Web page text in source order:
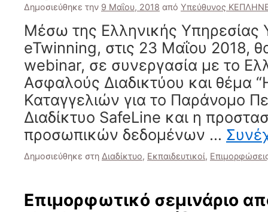
Δημοσιεύθηκε την 9 Μαΐου, 2018 από Υπεύθυνος
Μέσω της Ελληνικής Υπηρεσίας
eTwinning, στις 23 Μαΐου 2018,
webinar, σε συνεργασία με το
Ασφαλούς Διαδικτύου και θέμα
Καταγγελιών για το Παράνομο
Διαδίκτυο SafeLine και η
προσωπικών δεδομένων …
Δημοσιεύθηκε στη Διαδίκτυο, Εκπαιδευτικοί,
Επιμορφωτικό σεμινάριο